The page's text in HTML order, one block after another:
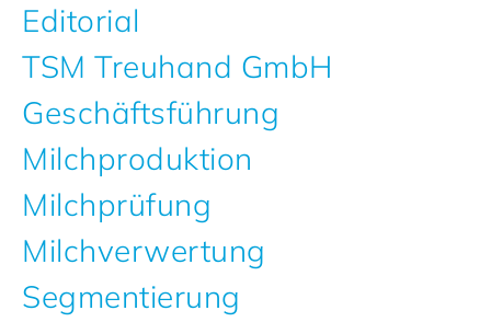
Editorial
TSM Treuhand GmbH
Geschäftsführung
Milchproduktion
Milchprüfung
Milchverwertung
Segmentierung